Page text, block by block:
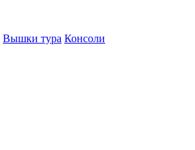
Вышки тура Консоли